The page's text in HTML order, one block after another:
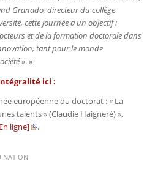
Granado, directeur du collège
cette journée a un objectif :
et de la formation doctorale dans
tant pour le monde
». »
ici :
européenne du doctorat : « La
talents » (Claudie Haigneré) »,
ligne] .